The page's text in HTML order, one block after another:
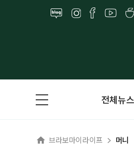
전체뉴스
브라보마이라이프 머니